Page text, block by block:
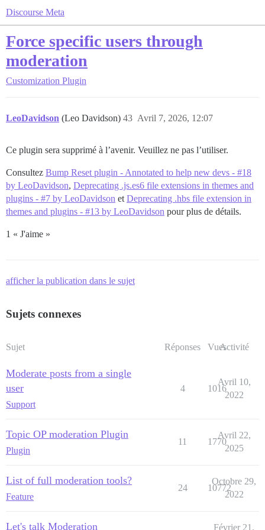
Discourse Meta
Force specific users through
moderation
Customization Plugin
LeoDavidson (Leo Davidson) Avril 7, 2026, 12:07
43
Ce plugin sera supprimé à l’avenir. Veuillez ne pas l’utiliser.
Consultez Bump Reset plugin - Annotated to help new devs - #18
by LeoDavidson, Deprecating .js.es6 file extensions in themes and
plugins - #7 by LeoDavidson et Deprecating .hbs file extension in
themes and plugins - #13 by LeoDavidson pour plus de détails.
1 « J'aime »
afficher la publication dans le sujet
Sujets connexes
Sujet Réponses VuesActivité
Moderate posts from a single
user
Support
4 1016
Avril 10,
2022
Topic OP moderation Plugin
Plugin
11 1770
Avril 22,
2025
List of full moderation tools?
Feature
24 10772
Octobre 29,
2022
Let's talk Moderation Février 21,